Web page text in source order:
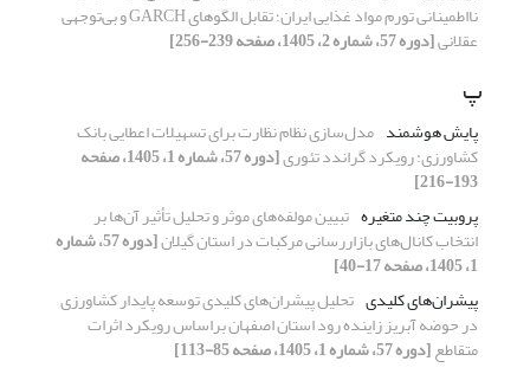
نااطمینانی تورم مواد غذایی ایران؛ تقابل الگوهای GARCH و بی‌توجهی
عقلانی[دوره 57، شماره 2، 1405، صفحه 239-256]
پ
پایش هوشمند مدل‌سازی نظام نظارت برای تسهیلات اعطایی بانک
کشاورزی: رویکرد گراندد تئوری [دوره 57، شماره 1، 1405، صفحه
193-216]
پروبیت چند متغیره تبیین مولفه‌های موثر و تحلیل تأثیر آن‌ها بر
انتخاب کانال‌های بازاررسانی مرکبات در استان گیلان [دوره 57، شماره
1، 1405، صفحه 17-40]
پیشران‌های کلیدی تحلیل پیشران‌های کلیدی توسعه پایدار کشاورزی
در حوضه آبریز زاینده رود استان اصفهان براساس رویکرد اثرات
متقاطع[دوره 57، شماره 1، 1405، صفحه 85-113]